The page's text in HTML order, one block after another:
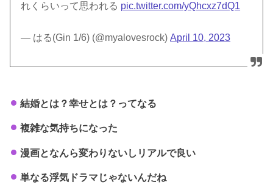
れくらいって思われる pic.twitter.com/yQhcxz7dQ1
— はる(Gin 1/6) (@myalovesrock)April 10, 2023
結婚とは？幸せとは？ってなる
複雑な気持ちになった
漫画となんら変わりないしリアルで良い
単なる浮気ドラマじゃないんだね